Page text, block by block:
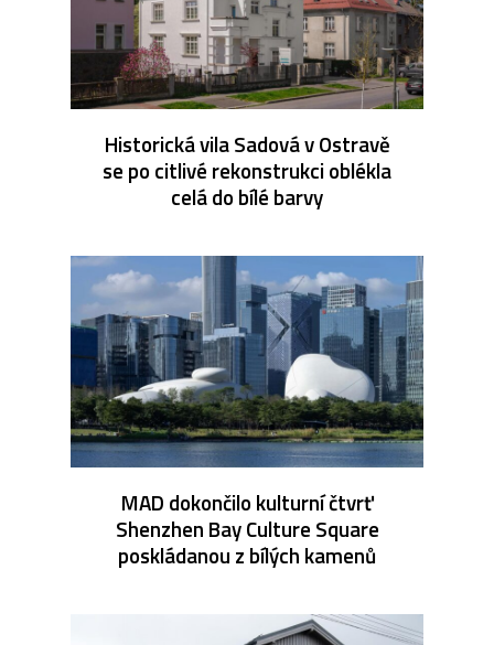
Historická vila Sadová v Ostravě
se po citlivé rekonstrukci oblékla
celá do bílé barvy
MAD dokončilo kulturní čtvrť
Shenzhen Bay Culture Square
poskládanou z bílých kamenů